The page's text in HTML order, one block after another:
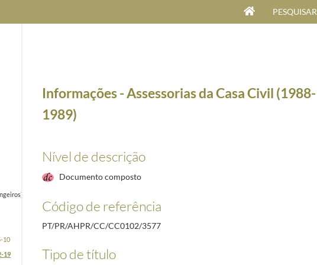
PESQUISAR
- Presidente Ramalho Eanes e Presidente Mário Soares [1977 a 1996]
10
19
Informações - Assessorias da Casa Civil (1988-
1989)
Nível de descrição
Documento composto
Código de referência
PT/PR/AHPR/CC/CC0102/3577
Tipo de título